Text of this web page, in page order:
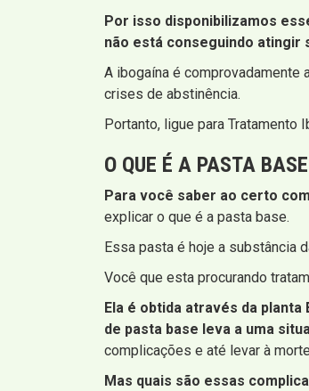
Por isso disponibilizamos
não está conseguindo atingir
A ibogaína é comprovadamente
crises de abstinência.
Portanto, ligue para Tratamento
O QUE É A PASTA
Para você saber ao certo
explicar o que é a pasta base.
Essa pasta é hoje a substância
Você que esta procurando
Ela é obtida através da
de pasta base leva a uma
complicações e até levar à
Mas quais são essas